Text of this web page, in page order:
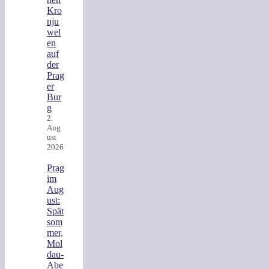
Kro
nju
wel
en
auf
der
Prag
er
Bur
g
2.
Aug
ust
2026
Prag
im
Aug
ust:
Spät
som
mer,
Mol
dau-
Abe